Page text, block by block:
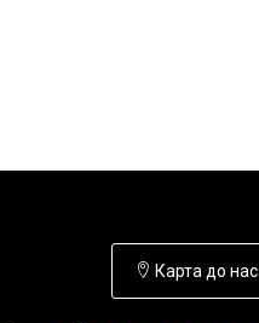
Карта до нас